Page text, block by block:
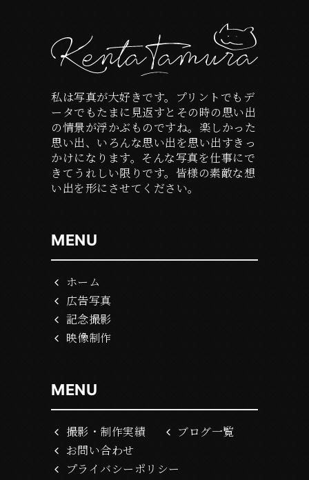
私は写真が大好きです。プリントでもデ
ータでもたまに見返すとその時の思い出
の情景が浮かぶものですね。楽しかった
思い出、いろんな思い出を思い出すきっ
かけになります。そんな写真を仕事にで
きてうれしい限りです。皆様の素敵な想
い出を形にさせてください。
MENU
ホーム
広告写真
記念撮影
映像制作
MENU
撮影・制作実績
ブログ一覧
お問い合わせ
プライバシーポリシー